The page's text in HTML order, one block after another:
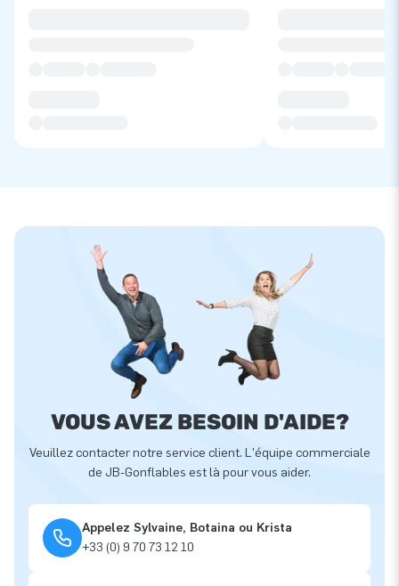
VOUS AVEZ BESOIN D'AIDE?
Veuillez contacter notre service client. L'équipe commerciale
de JB-Gonflables est là pour vous aider.
Appelez Sylvaine, Botaina ou Krista
+33 (0) 9 70 73 12 10